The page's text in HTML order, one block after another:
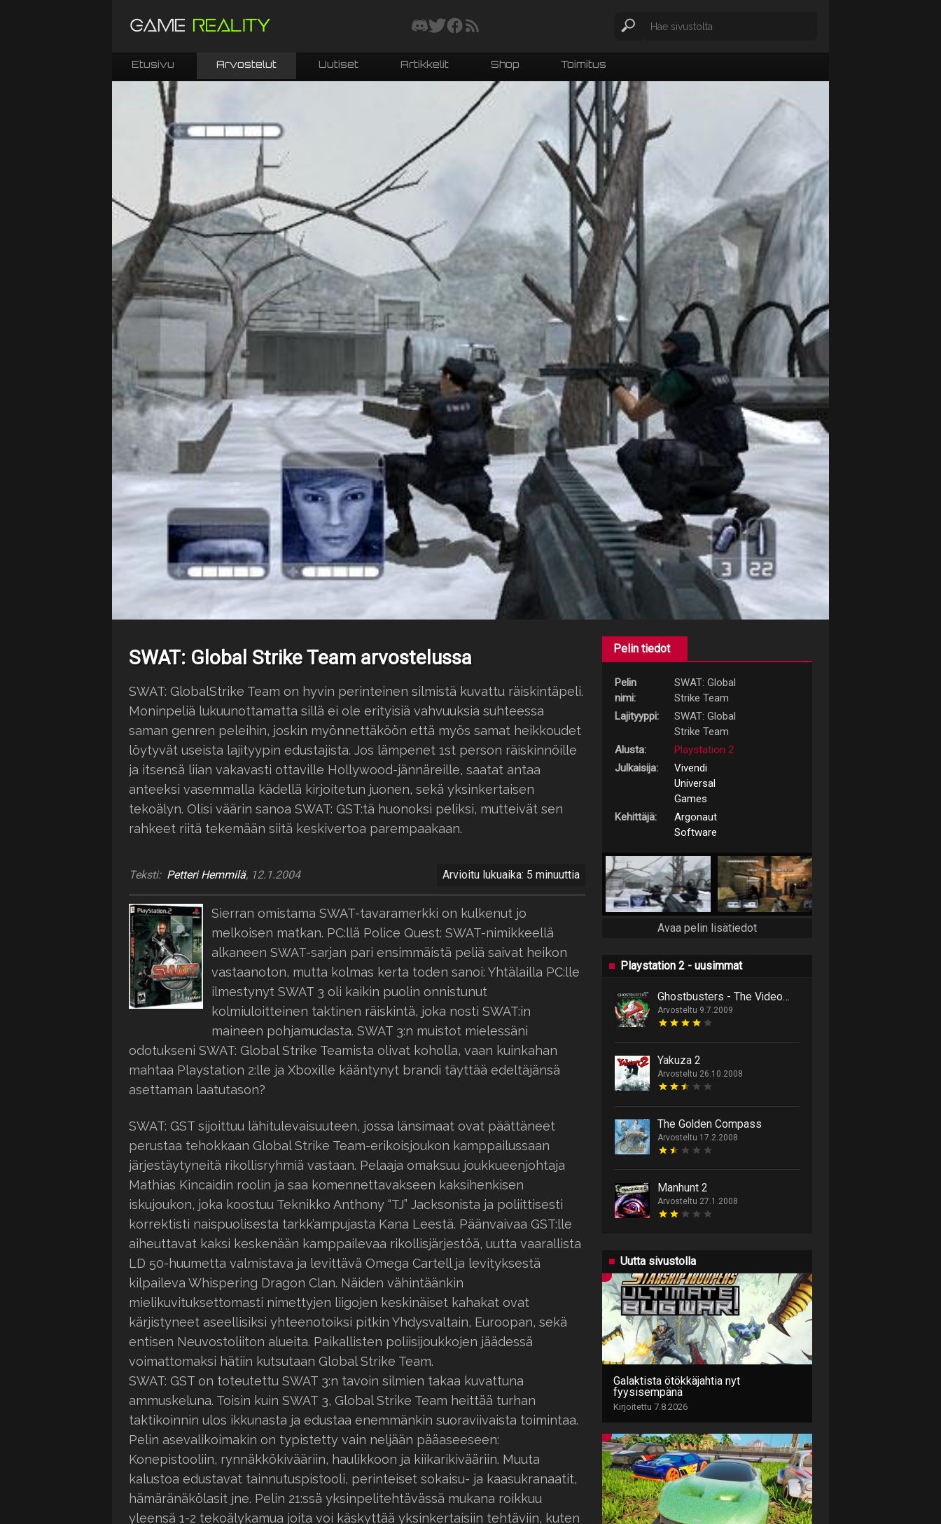
Etusivu Arvostelut Uutiset Artikkelit Shop Toimitus
SWAT: Global Strike Team arvostelussa
SWAT: GlobalStrike Team on hyvin perinteinen silmistä kuvattu räiskintäpeli.
Moninpeliä lukuunottamatta sillä ei ole erityisiä vahvuuksia suhteessa
saman genren peleihin, joskin myönnettäköön että myös samat heikkoudet
löytyvät useista lajityypin edustajista. Jos lämpenet 1st person räiskinnöille
ja itsensä liian vakavasti ottaville Hollywood-jännäreille, saatat antaa
anteeksi vasemmalla kädellä kirjoitetun juonen, sekä yksinkertaisen
tekoälyn. Olisi väärin sanoa SWAT: GST:tä huonoksi peliksi, mutteivät sen
rahkeet riitä tekemään siitä keskivertoa parempaakaan.
Teksti: Petteri Hemmilä, 12.1.2004 Arvioitu lukuaika: 5 minuuttia
Sierran omistama SWAT-tavaramerkki on kulkenut jo
melkoisen matkan. PC:llä Police Quest: SWAT-nimikkeellä
alkaneen SWAT-sarjan pari ensimmäistä peliä saivat heikon
vastaanoton, mutta kolmas kerta toden sanoi: Yhtälailla PC:lle
ilmestynyt SWAT 3 oli kaikin puolin onnistunut
kolmiuloitteinen taktinen räiskintä, joka nosti SWAT:in
maineen pohjamudasta. SWAT 3:n muistot mielessäni
odotukseni SWAT: Global Strike Teamista olivat koholla, vaan kuinkahan
mahtaa Playstation 2:lle ja Xboxille kääntynyt brandi täyttää edeltäjänsä
asettaman laatutason?
SWAT: GST sijoittuu lähitulevaisuuteen, jossa länsimaat ovat päättäneet
perustaa tehokkaan Global Strike Team-erikoisjoukon kamppailussaan
järjestäytyneitä rikollisryhmiä vastaan. Pelaaja omaksuu joukkueenjohtaja
Mathias Kincaidin roolin ja saa komennettavakseen kaksihenkisen
iskujoukon, joka koostuu Teknikko Anthony “TJ” Jacksonista ja poliittisesti
korrektisti naispuolisesta tarkk’ampujasta Kana Leestä. Päänvaivaa GST:lle
aiheuttavat kaksi keskenään kamppailevaa rikollisjärjestöä, uutta vaarallista
LD 50-huumetta valmistava ja levittävä Omega Cartell ja levityksestä
kilpaileva Whispering Dragon Clan. Näiden vähintäänkin
mielikuvituksettomasti nimettyjen liigojen keskinäiset kahakat ovat
kärjistyneet aseellisiksi yhteenotoiksi pitkin Yhdysvaltain, Euroopan, sekä
entisen Neuvostoliiton alueita. Paikallisten poliisijoukkojen jäädessä
voimattomaksi hätiin kutsutaan Global Strike Team.
SWAT: GST on toteutettu SWAT 3:n tavoin silmien takaa kuvattuna
ammuskeluna. Toisin kuin SWAT 3, Global Strike Team heittää turhan
taktikoinnin ulos ikkunasta ja edustaa enemmänkin suoraviivaista toimintaa.
Pelin asevalikoimakin on typistetty vain neljään pääaseeseen:
Konepistooliin, rynnäkkökivääriin, haulikkoon ja kiikarikivääriin. Muuta
kalustoa edustavat tainnutuspistooli, perinteiset sokaisu- ja kaasukranaatit,
hämäränäkölasit jne. Pelin 21:ssä yksinpelitehtävässä mukana roikkuu
yleensä 1-2 tekoälykamua joita voi käskyttää yksinkertaisiin tehtäviin, kuten
Pelin tiedot
Pelin
nimi:
SWAT: Global
Strike Team
Lajityyppi:
SWAT: Global
Strike Team
Alusta:
Playstation 2
Julkaisija:
Vivendi
Universal
Games
Kehittäjä:
Argonaut
Software
Avaa pelin lisätiedot
Playstation 2 - uusimmat
Ghostbusters - The Videogame
Arvosteltu 9.7.2009
Yakuza 2
Arvosteltu 26.10.2008
The Golden Compass
Arvosteltu 17.2.2008
Manhunt 2
Arvosteltu 27.1.2008
Uutta sivustolla
Galaktista ötökkäjahtia nyt
fyysisempänä
Kirjoitettu 7.8.2026